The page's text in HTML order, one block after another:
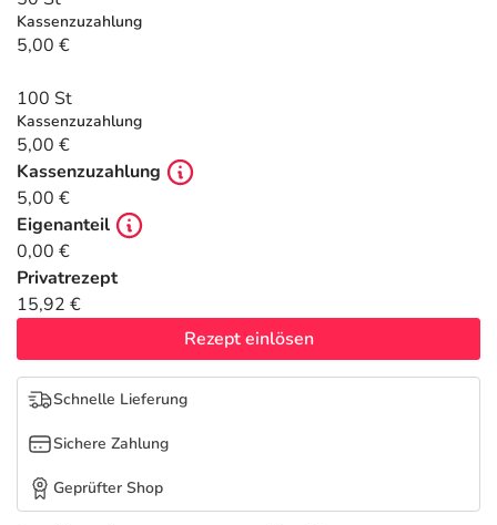
Vitamine & Mineralstoffe
Marken
Kassenzuzahlung
5,00 €
100 St
Kassenzuzahlung
5,00 €
Kassenzuzahlung
5,00 €
Eigenanteil
0,00 €
Privatrezept
15,92 €
Rezept einlösen
Schnelle Lieferung
Sichere Zahlung
Geprüfter Shop